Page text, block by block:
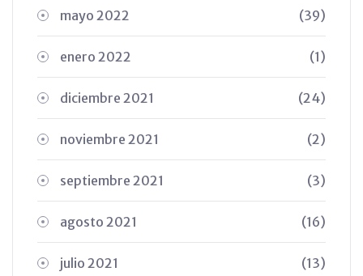
mayo 2022 (39)
enero 2022 (1)
diciembre 2021 (24)
noviembre 2021 (2)
septiembre 2021 (3)
agosto 2021 (16)
julio 2021 (13)